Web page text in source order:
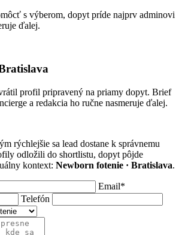
s výberom, dopyt príde najprv adminovi
ďalej.
profil pripravený na priamy dopyt. Brief
a redakcia ho ručne nasmeruje ďalej.
rýchlejšie sa lead dostane k správnemu
odložili do shortlistu, dopyt pôjde
kontext: Newborn fotenie · Bratislava.
Email*
Telefón